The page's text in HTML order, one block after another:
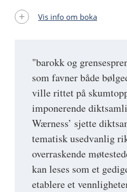
"barokk og
som favner både
ville rittet på
imponerende
Wærness’ sjette
tematisk usedvanlig
overraskende
kan leses som et
etablere et
Vis info om boka